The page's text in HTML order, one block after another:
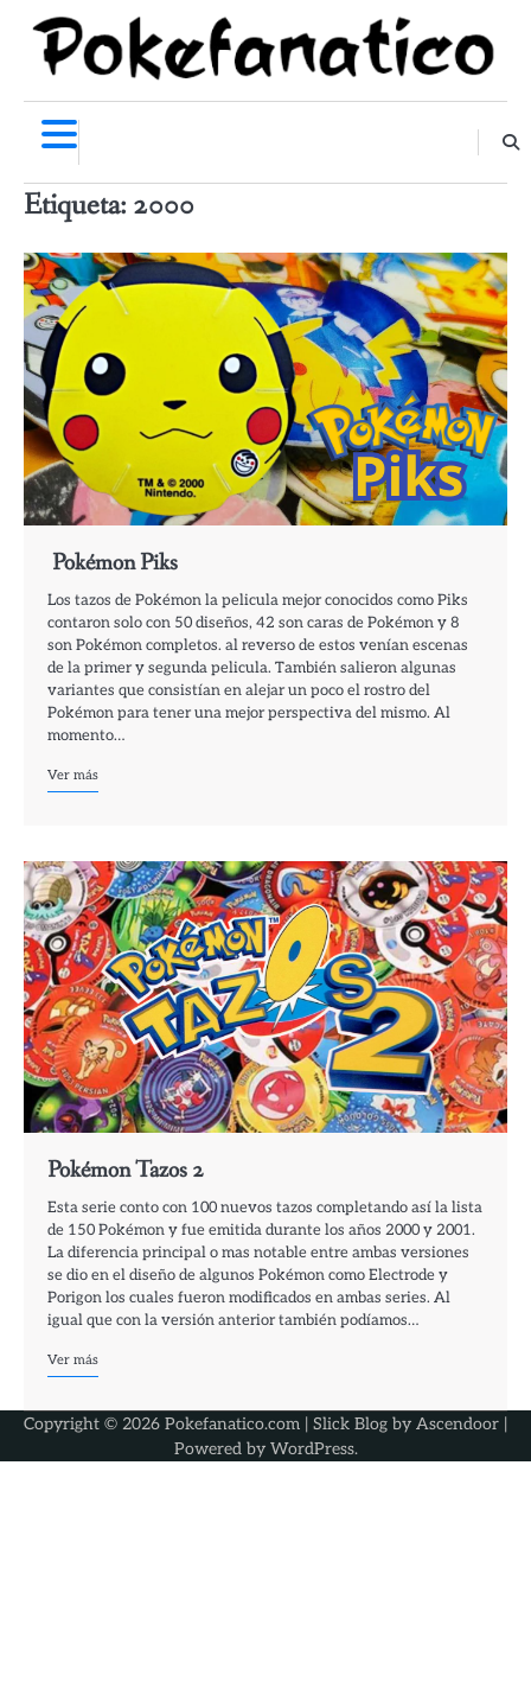
content
Etiqueta: 2000
Pokémon Piks
Los tazos de Pokémon la pelicula mejor conocidos como Piks
contaron solo con 50 diseños, 42 son caras de Pokémon y 8
son Pokémon completos. al reverso de estos venían escenas
de la primer y segunda pelicula. También salieron algunas
variantes que consistían en alejar un poco el rostro del
Pokémon para tener una mejor perspectiva del mismo. Al
momento…
Ver más
Pokémon Tazos 2
Esta serie conto con 100 nuevos tazos completando así la lista
de 150 Pokémon y fue emitida durante los años 2000 y 2001.
La diferencia principal o mas notable entre ambas versiones
se dio en el diseño de algunos Pokémon como Electrode y
Porigon los cuales fueron modificados en ambas series. Al
igual que con la versión anterior también podíamos…
Ver más
Copyright © 2026 Pokefanatico.com | Slick Blog by Ascendoor |
Powered by WordPress.